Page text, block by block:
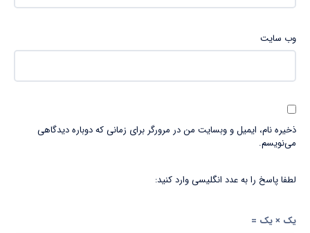
وب‌ سایت
ذخیره نام، ایمیل و وبسایت من در مرورگر برای زمانی که دوباره دیدگاهی
می‌نویسم.
لطفا پاسخ را به عدد انگلیسی وارد کنید:
یک × یک =